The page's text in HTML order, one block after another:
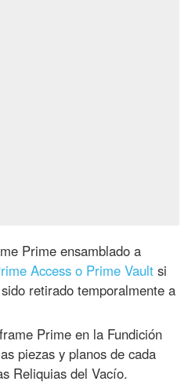
Prime ensamblado a
Access o Prime Vault si
retirado temporalmente a
Prime en la Fundición
piezas y planos de cada
Reliquias del Vacío.